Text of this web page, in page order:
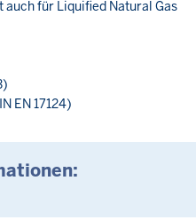
auch für Liquified Natural Gas
EN 17124)